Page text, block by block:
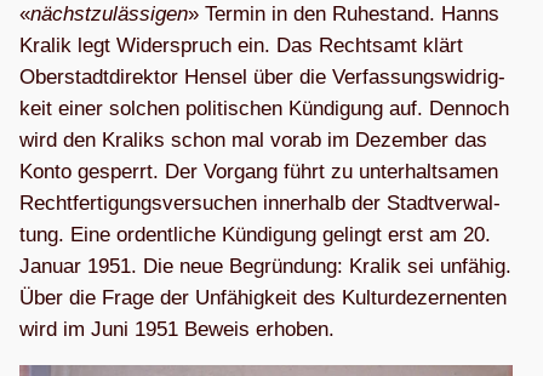
«nächst­zu­läs­si­gen» Ter­min in den Ruhe­stand. Hanns
Kra­lik legt Wider­spruch ein. Das Rechts­amt klärt
Ober­stadt­di­rek­tor Hen­sel über die Ver­fas­sungs­wid­rig­
keit einer sol­chen poli­ti­schen Kün­di­gung auf. Den­noch
wird den Kra­liks schon mal vorab im Dezem­ber das
Konto gesperrt. Der Vor­gang führt zu unter­halt­sa­men
Recht­fer­ti­gungs­ver­su­chen inner­halb der Stadt­ver­wal­
tung. Eine ordent­li­che Kün­di­gung gelingt erst am 20.
Januar 1951. Die neue Begrün­dung: Kra­lik sei unfä­hig.
Über die Frage der Unfä­hig­keit des Kul­tur­de­zer­nen­ten
wird im Juni 1951 Beweis erhoben.